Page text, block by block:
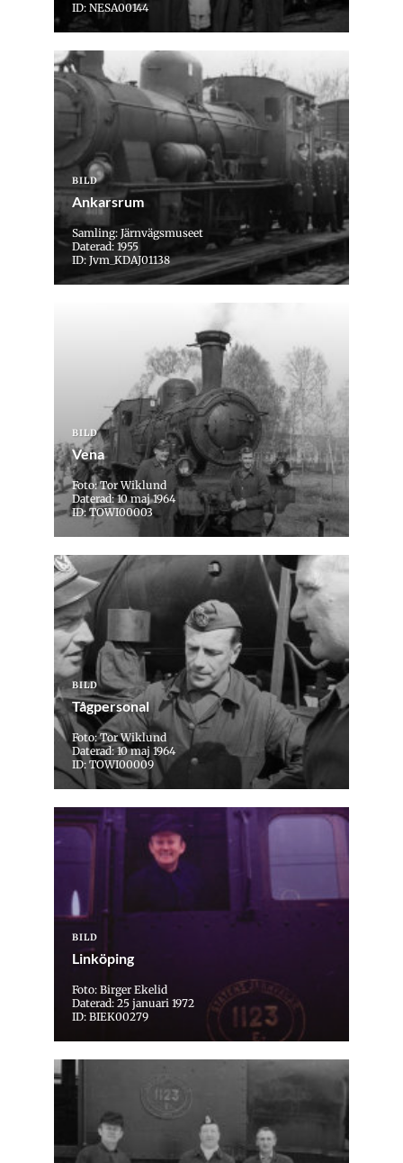
ID: NESA00144
BILD
Ankarsrum
Samling: Järnvägsmuseet
Daterad: 1955
ID: Jvm_KDAJ01138
BILD
Vena
Foto: Tor Wiklund
Daterad: 10 maj 1964
ID: TOWI00003
BILD
Tågpersonal
Foto: Tor Wiklund
Daterad: 10 maj 1964
ID: TOWI00009
BILD
Linköping
Foto: Birger Ekelid
Daterad: 25 januari 1972
ID: BIEK00279